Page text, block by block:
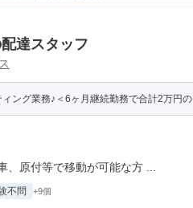
達スタッフ
ング業務♪＜6ヶ月継続勤務で合計2万円
原付等で移動が可能な方 ...
不問 +9個